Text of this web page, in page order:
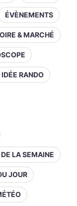
ÉVÈNEMENTS
& MARCHÉ
IDÉE RANDO
LA SEMAINE
JOUR